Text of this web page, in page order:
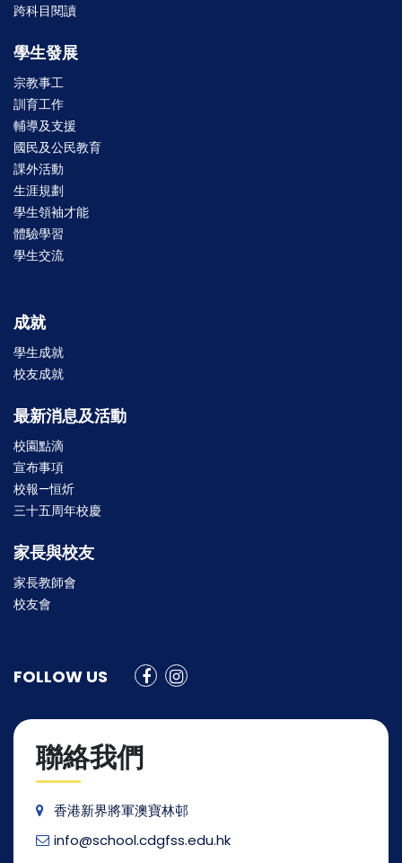
跨科目閱讀
學生發展
宗教事工
訓育工作
輔導及支援
國民及公民教育
課外活動
生涯規劃
學生領袖才能
體驗學習
學生交流
成就
學生成就
校友成就
最新消息及活動
校園點滴
宣布事項
校報—恒炘
三十五周年校慶
家長與校友
家長教師會
校友會
FOLLOW US
聯絡我們
香港新界將軍澳寶林邨
info@school.cdgfss.edu.hk